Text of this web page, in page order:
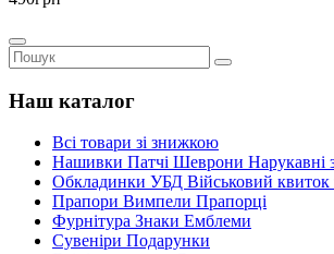
Наш каталог
Всі товари зі знижкою
Нашивки Патчі Шеврони Нарукавні
Обкладинки УБД Військовий квиток
Прапори Вимпели Прапорці
Фурнітура Знаки Емблеми
Сувеніри Подарунки